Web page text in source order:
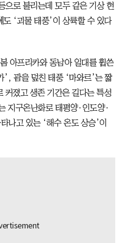
으로 불리는데 모두 같은 기상 현
‘괴물 태풍’이 상륙할 수 있다
아프리카와 동남아 일대를 휩쓴
’, 괌을 덮친 태풍 ‘마와르’는 짧
커졌고 생존 기간은 길다는 특성
지구온난화로 태평양·인도양·
나고 있는 ‘해수 온도 상승’이